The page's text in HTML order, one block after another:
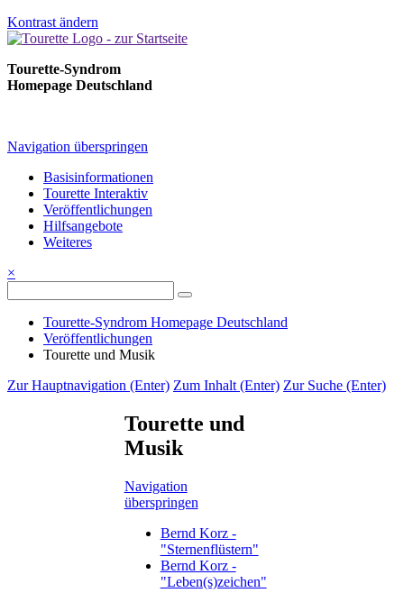
Kontrast ändern
Tourette-Syndrom
Homepage Deutschland
Navigation überspringen
Basisinformationen
Tourette Interaktiv
Veröffentlichungen
Hilfsangebote
Weiteres
×
Tourette-Syndrom Homepage Deutschland
Veröffentlichungen
Tourette und Musik
Zur Hauptnavigation (Enter) Zum Inhalt (Enter) Zur Suche (Enter)
Tourette und
Musik
Navigation
überspringen
Bernd Korz -
"Sternenflüstern"
Bernd Korz -
"Leben(s)zeichen"